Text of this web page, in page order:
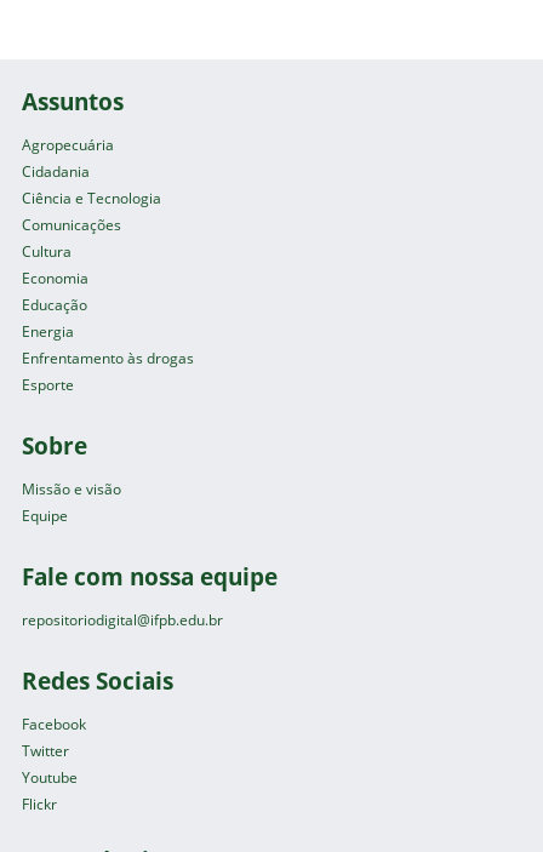
Assuntos
Agropecuária
Cidadania
Ciência e Tecnologia
Comunicações
Cultura
Economia
Educação
Energia
Enfrentamento às drogas
Esporte
Sobre
Missão e visão
Equipe
Fale com nossa equipe
repositoriodigital@ifpb.edu.br
Redes Sociais
Facebook
Twitter
Youtube
Flickr